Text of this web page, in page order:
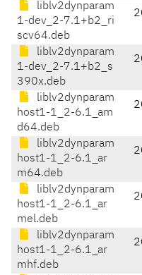
liblv2dynparam
1-dev_2-7.1+b2_ri
scv64.deb
liblv2dynparam
1-dev_2-7.1+b2_s
390x.deb
liblv2dynparam
host1-1_2-6.1_am
d64.deb
liblv2dynparam
host1-1_2-6.1_ar
m64.deb
liblv2dynparam
host1-1_2-6.1_ar
mel.deb
liblv2dynparam
host1-1_2-6.1_ar
mhf.deb